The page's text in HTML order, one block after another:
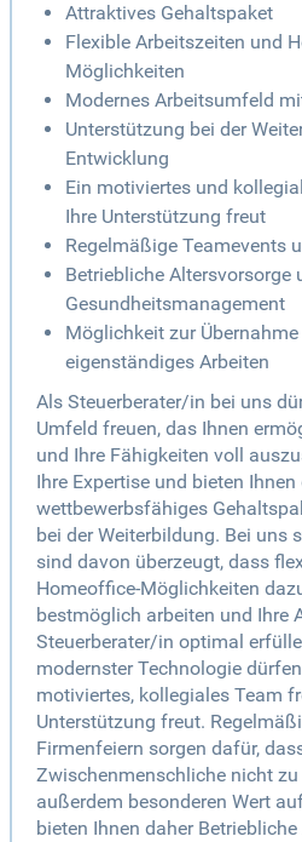
Attraktives Gehaltspaket
Flexible Arbeitszeiten und
Möglichkeiten
Modernes Arbeitsumfeld
Unterstützung bei der
Entwicklung
Ein motiviertes und
Ihre Unterstützung freut
Regelmäßige Teamevents
Betriebliche Altersvorsorge
Gesundheitsmanagement
Möglichkeit zur
eigenständiges Arbeiten
Als Steuerberater/in bei uns
Umfeld freuen, das Ihnen
und Ihre Fähigkeiten voll
Ihre Expertise und bieten Ihnen
wettbewerbsfähiges
bei der Weiterbildung. Bei uns
sind davon überzeugt, dass
Homeoffice-Möglichkeiten
bestmöglich arbeiten und Ihre
Steuerberater/in optimal
modernster Technologie
motiviertes, kollegiales Team
Unterstützung freut.
Firmenfeiern sorgen dafür,
Zwischenmenschliche nicht
außerdem besonderen Wert
bieten Ihnen daher